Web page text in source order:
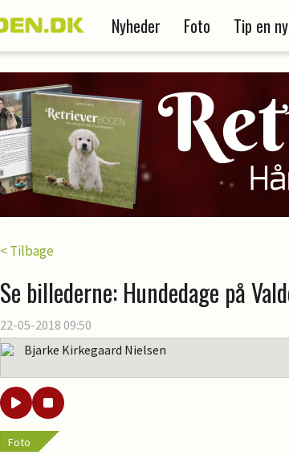
Nyheder Foto Tip en
< Tilbage
Se billederne: Hundedage på
22-05-2018 09:50
Bjarke Kirkegaard Nielsen
Foto